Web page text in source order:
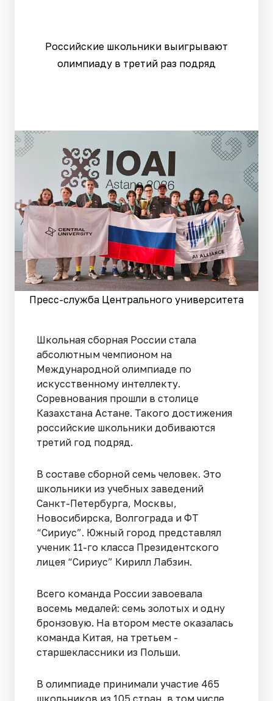
Российские школьники выигрывают
олимпиаду в третий раз подряд
Пресс-служба Центрального университета
Школьная сборная России стала
абсолютным чемпионом на
Международной олимпиаде по
искусственному интеллекту.
Соревнования прошли в столице
Казахстана Астане. Такого достижения
российские школьники добиваются
третий год подряд.
В составе сборной семь человек. Это
школьники из учебных заведений
Санкт-Петербурга, Москвы,
Новосибирска, Волгограда и ФТ
“Сириус”. Южный город представлял
ученик 11-го класса Президентского
лицея “Сириус” Кирилл Лабзин.
Всего команда России завоевала
восемь медалей: семь золотых и одну
бронзовую. На втором месте оказалась
команда Китая, на третьем -
старшеклассники из Польши.
В олимпиаде принимали участие 465
школьников из 105 стран, в том числе